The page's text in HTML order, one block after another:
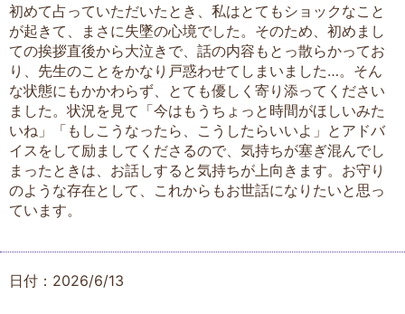
初めて占っていただいたとき、私はとてもショックなこと
が起きて、まさに失墜の心境でした。そのため、初めまし
ての挨拶直後から大泣きで、話の内容もとっ散らかってお
り、先生のことをかなり戸惑わせてしまいました…。そん
な状態にもかかわらず、とても優しく寄り添ってください
ました。状況を見て「今はもうちょっと時間がほしいみた
いね」「もしこうなったら、こうしたらいいよ」とアドバ
イスをして励ましてくださるので、気持ちが塞ぎ混んでし
まったときは、お話しすると気持ちが上向きます。お守り
のような存在として、これからもお世話になりたいと思っ
ています。
日付：2026/6/13